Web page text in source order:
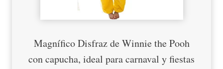
Magnífico Disfraz de Winnie the Pooh
con capucha, ideal para carnaval y fiestas